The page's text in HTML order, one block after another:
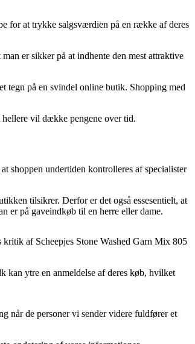
for at trykke salgsværdien på en række af deres
er sikker på at indhente den mest attraktive
tegn på en svindel online butik. Shopping med
vil dække pengene over tid.
shoppen undertiden kontrolleres af specialister
tilsikrer. Derfor er det også essesentielt, at
er på gaveindkøb til en herre eller dame.
af Scheepjes Stone Washed Garn Mix 805
kan ytre en anmeldelse af deres køb, hvilket
når de personer vi sender videre fuldfører et